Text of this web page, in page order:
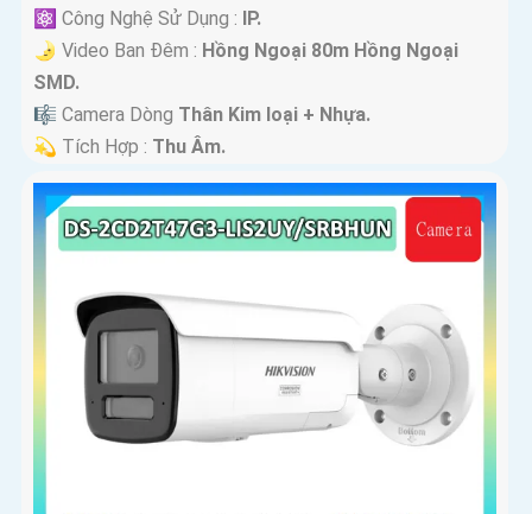
⚛️ Công Nghệ Sử Dụng : IP.
🌛 Video Ban Đêm : Hồng Ngoại 80m Hồng Ngoại
SMD.
🎼️ Camera Dòng Thân Kim loại + Nhựa.
️💫 Tích Hợp : Thu Âm.